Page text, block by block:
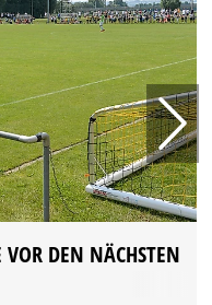
VOR DEN NÄCHSTEN